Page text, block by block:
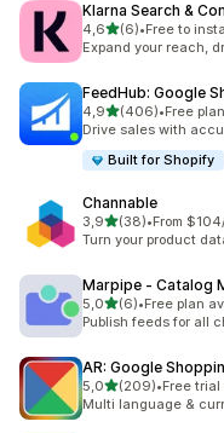
Klarna Search &
4,65 yıldız üzerinden
(6)
toplam 6•Free to
Expand your reach,
FeedHub: Google
4,95 yıldız üzerinden
(406)
toplam 406 •Free
Drive sales with
Built for Shopify
Channable
3,95 yıldız üzerinden
(38)
toplam 38•From
Turn your product
Marpipe ‑ Catalog
5,05 yıldız üzerinden
(6)
toplam 6•Free plan
Publish feeds for all
AR: Google
5,05 yıldız üzerinden
(209)
toplam 209•Free
Multi language &